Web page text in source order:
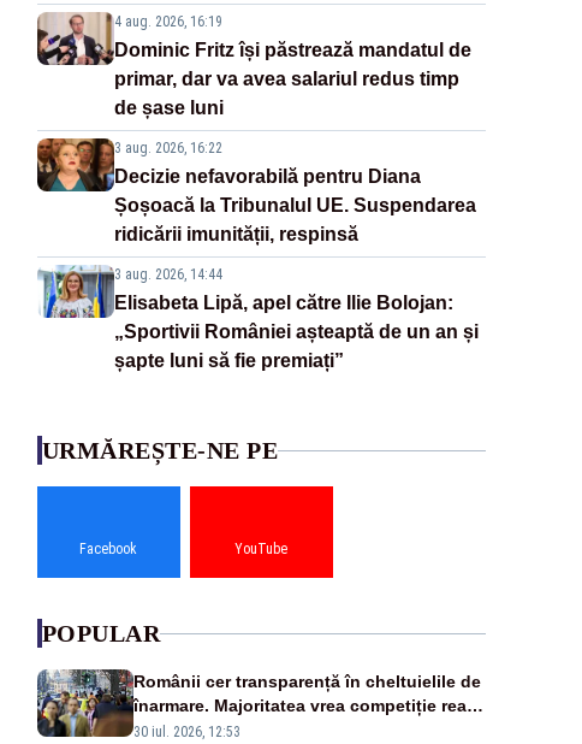
4 aug. 2026, 16:19
Dominic Fritz își păstrează mandatul de
primar, dar va avea salariul redus timp
de șase luni
3 aug. 2026, 16:22
Decizie nefavorabilă pentru Diana
Șoșoacă la Tribunalul UE. Suspendarea
ridicării imunității, respinsă
3 aug. 2026, 14:44
Elisabeta Lipă, apel către Ilie Bolojan:
„Sportivii României așteaptă de un an și
șapte luni să fie premiați”
URMĂREȘTE-NE PE
Facebook YouTube
POPULAR
Românii cer transparență în cheltuielile de
înarmare. Majoritatea vrea competiție reală
și industrie locală – SONDAJ
30 iul. 2026, 12:53